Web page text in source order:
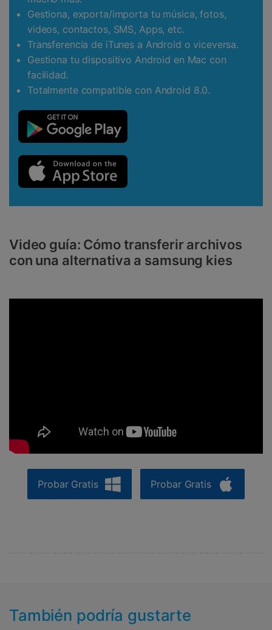
Gestiona, exporta/importa tu música, fotos,
videos, contactos, SMS, Apps, etc.
Transferencia de iTunes a Android o viceversa.
Gestiona tu dispositivo Android en Mac con
facilidad.
Totalmente compatible con Android 8.0.
Video guía: Cómo transferir archivos
con una alternativa a samsung kies
Probar Gratis Probar Gratis
También podría gustarte